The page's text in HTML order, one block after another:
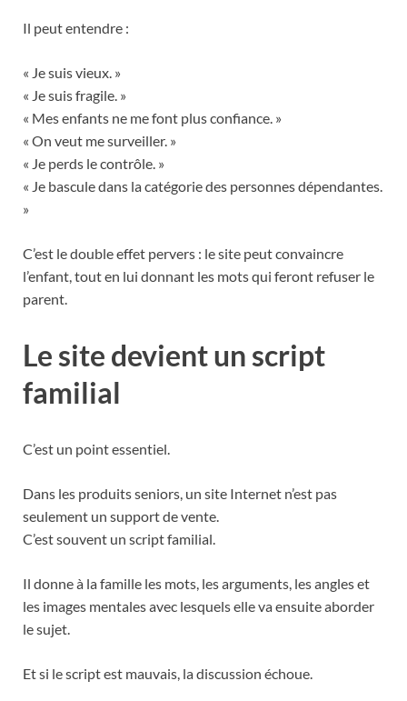
Il peut entendre :
« Je suis vieux. »
« Je suis fragile. »
« Mes enfants ne me font plus confiance. »
« On veut me surveiller. »
« Je perds le contrôle. »
« Je bascule dans la catégorie des personnes dépendantes.
»
C’est le double effet pervers : le site peut convaincre
l’enfant, tout en lui donnant les mots qui feront refuser le
parent.
Le site devient un script
familial
C’est un point essentiel.
Dans les produits seniors, un site Internet n’est pas
seulement un support de vente.
C’est souvent un script familial.
Il donne à la famille les mots, les arguments, les angles et
les images mentales avec lesquels elle va ensuite aborder
le sujet.
Et si le script est mauvais, la discussion échoue.